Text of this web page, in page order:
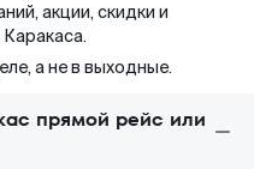
акции, скидки и
а не в выходные.
прямой рейс или